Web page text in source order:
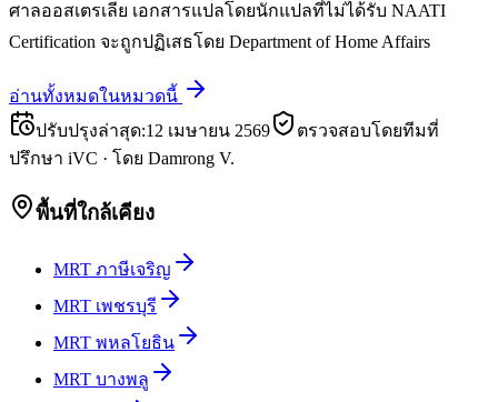
ศาลออสเตรเลีย เอกสารแปลโดยนักแปลที่ไม่ได้รับ NAATI
Certification จะถูกปฏิเสธโดย Department of Home Affairs
อ่านทั้งหมดในหมวดนี้
ปรับปรุงล่าสุด:12 เมษายน 2569
ตรวจสอบโดยทีมที่
ปรึกษา iVC · โดย Damrong V.
พื้นที่ใกล้เคียง
MRT ภาษีเจริญ
MRT เพชรบุรี
MRT พหลโยธิน
MRT บางพลู